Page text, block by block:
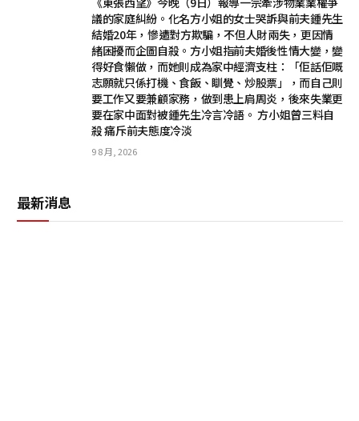
議的家庭糾紛。化名方小姐的女士哭訴與前夫鍾先生
結婚20年，慘遭對方欺騙，不但人財兩失，更因情
緒困擾而企圖自殺。方小姐指前夫婚後性情大變，變
得好食懶做，而她則成為家中經濟支柱：「佢話佢嘅
志願就只係打機、食飯、瞓覺、炒股票」，而自己則
要工作又要兼顧家務，做到患上肩周炎，後來失業更
要在家中面對被鍾先生冷言冷語。 方小姐曾三料自
殺 痛斥前夫態度冷淡
9 8 月, 2026
最新消息